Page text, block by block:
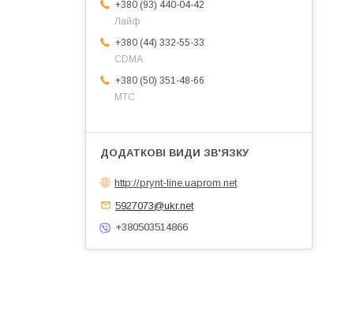
+380 (93) 440-04-42
Лайф
+380 (44) 332-55-33
CDMA
+380 (50) 351-48-66
МТС
http://prynt-line.uaprom.net
5927073@ukr.net
+380503514866